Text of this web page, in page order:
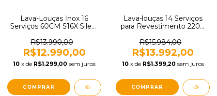
Lava-Louças Inox 16
Serviços 60CM S16X Silent
94895221
R$13.990,00
R$12.990,00
10 x de R$1.299,00 sem juros
Lava-louças 14 Serviços
para Revestimento 220V
R$15.984,00
R$13.992,00
10 x de R$1.399,20 sem juros